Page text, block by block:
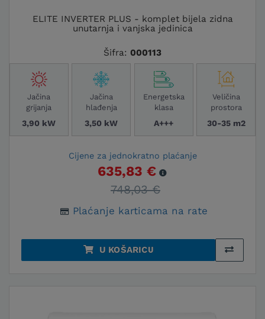
ELITE INVERTER PLUS - komplet bijela zidna
unutarnja i vanjska jedinica
Šifra: 000113
Jačina
grijanja
3,90 kW
Jačina
hlađenja
3,50 kW
Energetska
klasa
A+++
Veličina
prostora
30-35 m2
Cijene za jednokratno plaćanje
635,83 €
748,03 €
Plaćanje karticama na rate
U KOŠARICU